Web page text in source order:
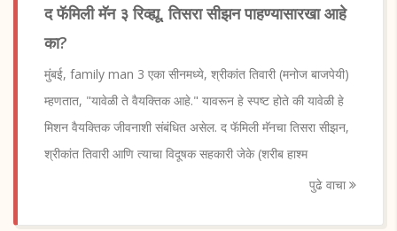
द फॅमिली मॅन ३ रिव्ह्यू, तिसरा सीझन पाहण्यासारखा आहे
का?
मुंबई, family man 3 एका सीनमध्ये, श्रीकांत तिवारी (मनोज बाजपेयी)
म्हणतात, "यावेळी ते वैयक्तिक आहे." यावरून हे स्पष्ट होते की यावेळी हे
मिशन वैयक्तिक जीवनाशी संबंधित असेल. द फॅमिली मॅनचा तिसरा सीझन,
श्रीकांत तिवारी आणि त्याचा विदूषक सहकारी जेके (शरीब हाश्म
पुढे वाचा